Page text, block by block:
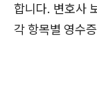
합니다. 변호사
각 항목별 영수